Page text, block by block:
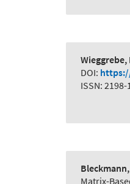
Wieggrebe,
DOI:
ISSN: 2198-
Matrix-